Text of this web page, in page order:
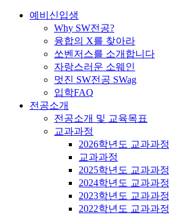
예비신입생
Why SW전공?
융합의 X를 찾아라
쏘벤저스를 소개합니다
자랑스러운 소웨인
멋진 SW전공 SWag
입학FAQ
전공소개
전공소개 및 교육목표
교과과정
2026학년도 교과과정
교과과정
2025학년도 교과과정
2024학년도 교과과정
2023학년도 교과과정
2022학년도 교과과정